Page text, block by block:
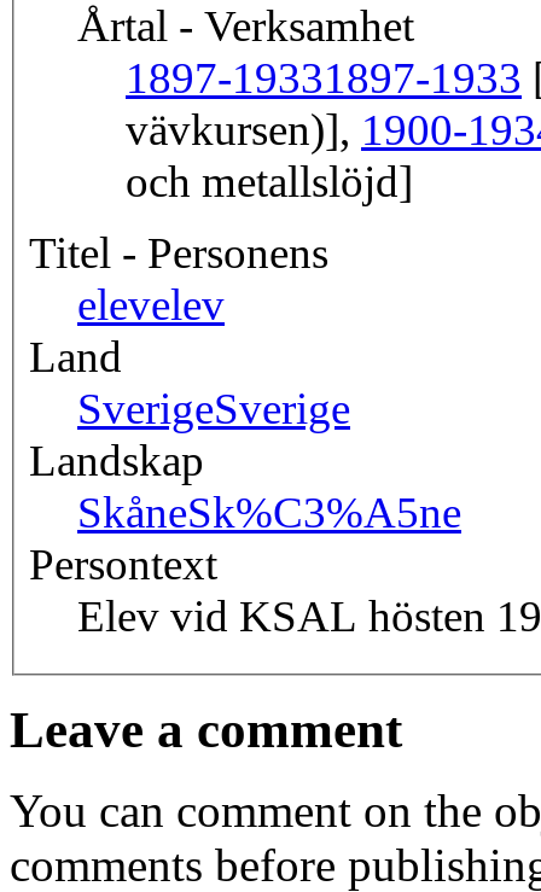
Årtal - Verksamhet
1897-19331897-1933
vävkursen)], 1900-
och metallslöjd]
Titel - Personens
elevelev
Land
SverigeSverige
Landskap
SkåneSk%C3%A5ne
Persontext
Elev vid KSAL hösten
Leave a comment
You can comment on the
comments before